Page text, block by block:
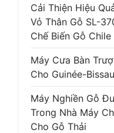
Cải Thiện Hiệu
Vỏ Thân Gỗ SL-
Chế Biến Gỗ Chile
Máy Cưa Bàn
Cho Guinée-Bissau
Máy Nghiền Gỗ
Trong Nhà Máy
Cho Gỗ Thải